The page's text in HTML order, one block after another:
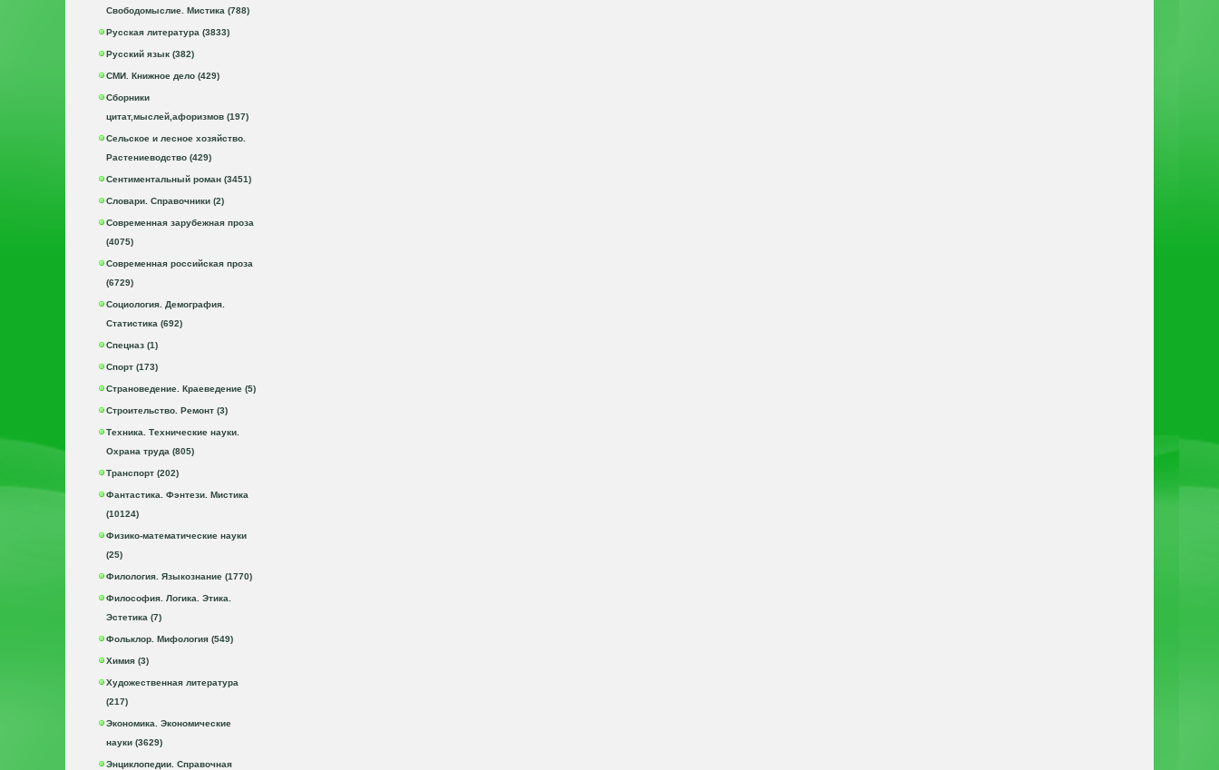
Свободомыслие. Мистика (788)
Русская литература (3833)
Русский язык (382)
СМИ. Книжное дело (429)
Сборники
цитат,мыслей,афоризмов (197)
Сельское и лесное хозяйство.
Растениеводство (429)
Сентиментальный роман (3451)
Словари. Справочники (2)
Современная зарубежная проза
(4075)
Современная российская проза
(6729)
Социология. Демография.
Статистика (692)
Спецназ (1)
Спорт (173)
Страноведение. Краеведение (5)
Строительство. Ремонт (3)
Техника. Технические науки.
Охрана труда (805)
Транспорт (202)
Фантастика. Фэнтези. Мистика
(10124)
Физико-математические науки
(25)
Филология. Языкознание (1770)
Философия. Логика. Этика.
Эстетика (7)
Фольклор. Мифология (549)
Химия (3)
Художественная литература
(217)
Экономика. Экономические
науки (3629)
Энциклопедии. Справочная